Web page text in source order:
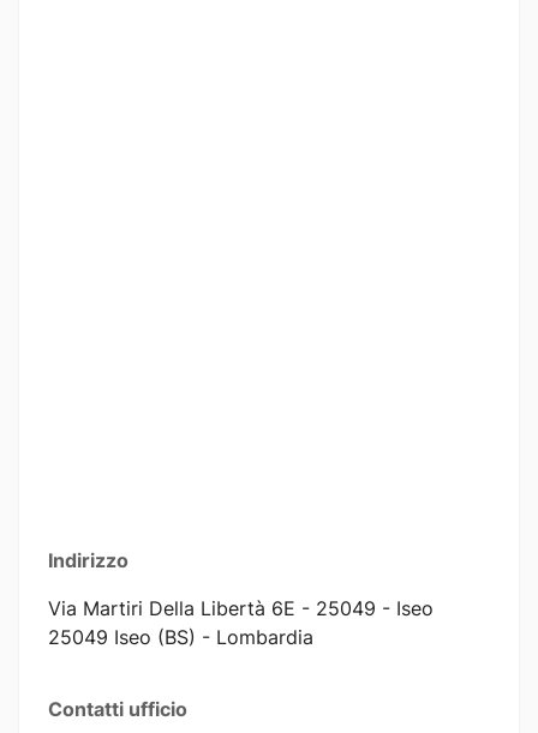
Indirizzo
Via Martiri Della Libertà 6E - 25049 - Iseo
25049 Iseo (BS) - Lombardia
Contatti ufficio